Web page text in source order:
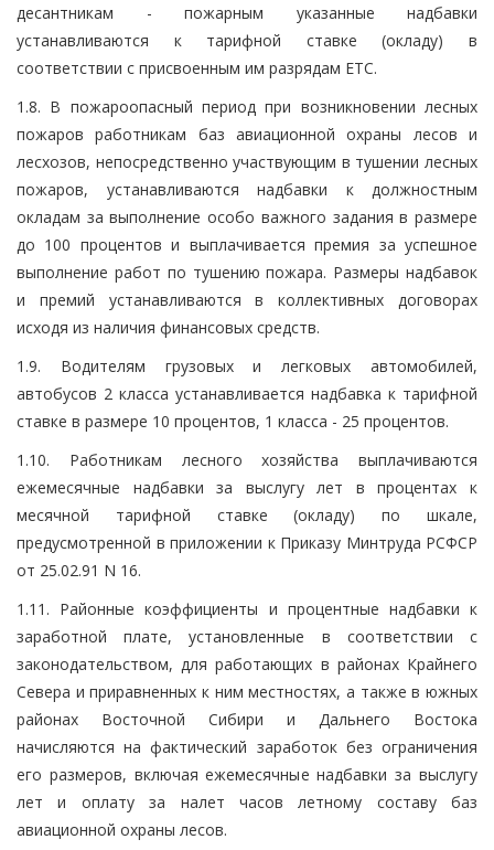
десантникам - пожарным указанные надбавки
устанавливаются к тарифной ставке (окладу) в
соответствии с присвоенным им разрядам ЕТС.
1.8. В пожароопасный период при возникновении лесных
пожаров работникам баз авиационной охраны лесов и
лесхозов, непосредственно участвующим в тушении лесных
пожаров, устанавливаются надбавки к должностным
окладам за выполнение особо важного задания в размере
до 100 процентов и выплачивается премия за успешное
выполнение работ по тушению пожара. Размеры надбавок
и премий устанавливаются в коллективных договорах
исходя из наличия финансовых средств.
1.9. Водителям грузовых и легковых автомобилей,
автобусов 2 класса устанавливается надбавка к тарифной
ставке в размере 10 процентов, 1 класса - 25 процентов.
1.10. Работникам лесного хозяйства выплачиваются
ежемесячные надбавки за выслугу лет в процентах к
месячной тарифной ставке (окладу) по шкале,
предусмотренной в приложении к Приказу Минтруда РСФСР
от 25.02.91 N 16.
1.11. Районные коэффициенты и процентные надбавки к
заработной плате, установленные в соответствии с
законодательством, для работающих в районах Крайнего
Севера и приравненных к ним местностях, а также в южных
районах Восточной Сибири и Дальнего Востока
начисляются на фактический заработок без ограничения
его размеров, включая ежемесячные надбавки за выслугу
лет и оплату за налет часов летному составу баз
авиационной охраны лесов.